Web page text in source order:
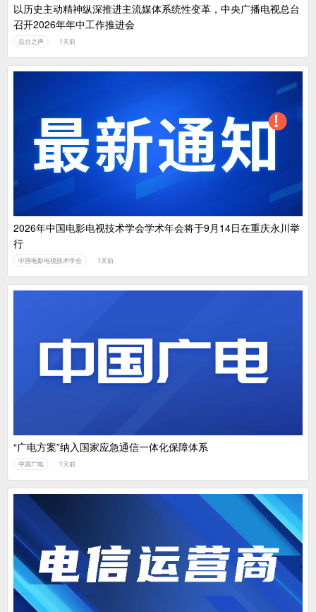
以历史主动精神纵深推进主流媒体系统性变革，中央广播电视总台
召开2026年年中工作推进会
总台之声 1天前
2026年中国电影电视技术学会学术年会将于9月14日在重庆永川举
行
中国电影电视技术学会 1天前
“广电方案”纳入国家应急通信一体化保障体系
中国广电 1天前